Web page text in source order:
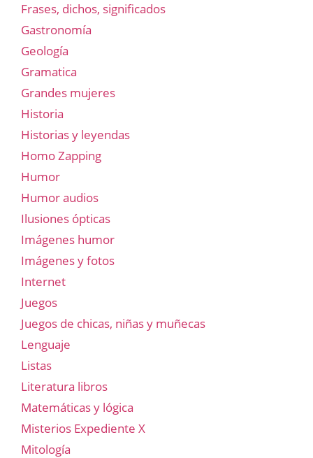
Frases, dichos, significados
Gastronomía
Geología
Gramatica
Grandes mujeres
Historia
Historias y leyendas
Homo Zapping
Humor
Humor audios
Ilusiones ópticas
Imágenes humor
Imágenes y fotos
Internet
Juegos
Juegos de chicas, niñas y muñecas
Lenguaje
Listas
Literatura libros
Matemáticas y lógica
Misterios Expediente X
Mitología